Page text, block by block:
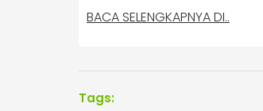
BACA SELENGKAPNYA DI..
Tags: